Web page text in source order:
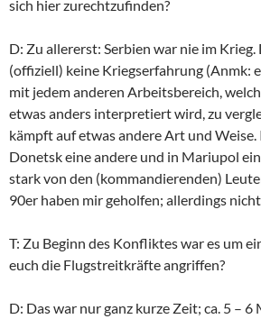
sich hier zurechtzufinden?
D: Zu allererst: Serbien war nie im Krieg.
(offiziell) keine Kriegserfahrung (Anmk:
mit jedem anderen Arbeitsbereich,
etwas anders interpretiert wird, zu
kämpft auf etwas andere Art und Weise.
Donetsk eine andere und in Mariupol
stark von den (kommandierenden)
90er haben mir geholfen; allerdings
T: Zu Beginn des Konfliktes war es um
euch die Flugstreitkräfte angriffen?
D: Das war nur ganz kurze Zeit; ca. 5 –